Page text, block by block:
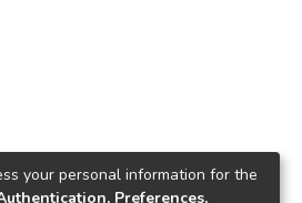
your personal information for the
Preferences,